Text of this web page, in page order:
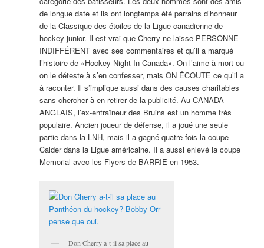
de longue date et ils ont longtemps été parrains d’honneur
de la Classique des étoiles de la Ligue canadienne de
hockey junior. Il est vrai que Cherry ne laisse PERSONNE
INDIFFÉRENT avec ses commentaires et qu’il a marqué
l’histoire de «Hockey Night In Canada». On l’aime à mort ou
on le déteste à s’en confesser, mais ON ÉCOUTE ce qu’il a
à raconter. Il s’implique aussi dans des causes charitables
sans chercher à en retirer de la publicité. Au CANADA
ANGLAIS, l’ex-entraîneur des Bruins est un homme très
populaire. Ancien joueur de défense, il a joué une seule
partie dans la LNH, mais il a gagné quatre fois la coupe
Calder dans la Ligue américaine. Il a aussi enlevé la coupe
Memorial avec les Flyers de BARRIE en 1953.
Don Cherry a-t-il sa place au